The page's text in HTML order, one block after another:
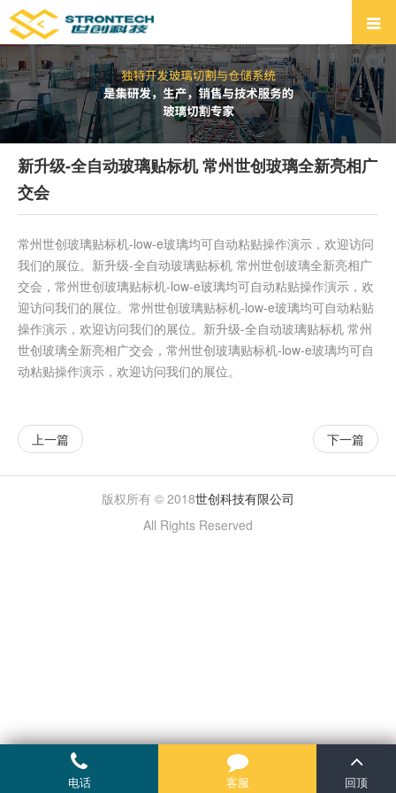
新升级-全自动玻璃贴标机 常州世创玻璃全新亮相广
交会
常州世创玻璃贴标机-low-e玻璃均可自动粘贴操作演示，欢迎访问
我们的展位。新升级-全自动玻璃贴标机 常州世创玻璃全新亮相广
交会，常州世创玻璃贴标机-low-e玻璃均可自动粘贴操作演示，欢
迎访问我们的展位。常州世创玻璃贴标机-low-e玻璃均可自动粘贴
操作演示，欢迎访问我们的展位。新升级-全自动玻璃贴标机 常州
世创玻璃全新亮相广交会，常州世创玻璃贴标机-low-e玻璃均可自
动粘贴操作演示，欢迎访问我们的展位。
上一篇 下一篇
版权所有 © 2018世创科技有限公司
All Rights Reserved
电话 客服 回顶